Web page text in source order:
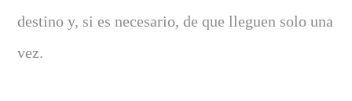
destino y, si es necesario, de que lleguen solo una
vez.